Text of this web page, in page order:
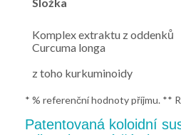
Komplex extraktu z oddenků
Curcuma longa
z toho kurkuminoidy
* % referenční hodnoty příjmu. **
Patentovaná koloidní